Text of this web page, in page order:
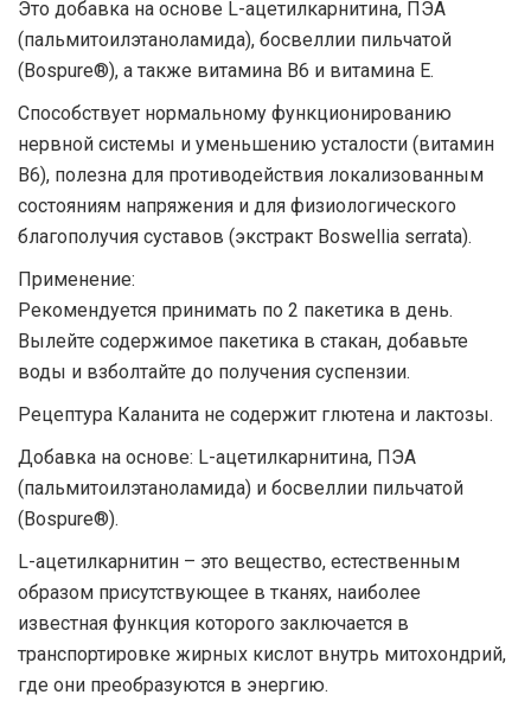
Это добавка на основе L-ацетилкарнитина, ПЭА
(пальмитоилэтаноламида), босвеллии пильчатой ​​
(Bospure®), а также витамина B6 и витамина Е.
Способствует нормальному функционированию
нервной системы и уменьшению усталости (витамин
B6), полезна для противодействия локализованным
состояниям напряжения и для физиологического
благополучия суставов (экстракт Boswellia serrata).
Применение:
Рекомендуется принимать по 2 пакетика в день.
Вылейте содержимое пакетика в стакан, добавьте
воды и взболтайте до получения суспензии.
Рецептура Каланита не содержит глютена и лактозы.
Добавка на основе: L-ацетилкарнитина, ПЭА
(пальмитоилэтаноламида) и босвеллии пильчатой ​​
(Bospure®).
L-ацетилкарнитин – это вещество, естественным
образом присутствующее в тканях, наиболее
известная функция которого заключается в
транспортировке жирных кислот внутрь митохондрий,
где они преобразуются в энергию.